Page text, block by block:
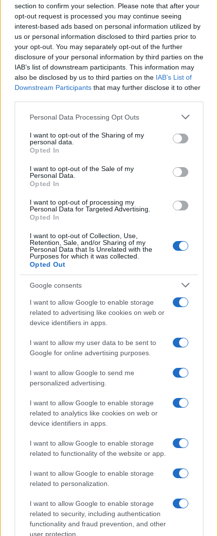
section to confirm your selection. Please note that after your
opt-out request is processed you may continue seeing
interest-based ads based on personal information utilized by
us or personal information disclosed to third parties prior to
your opt-out. You may separately opt-out of the further
disclosure of your personal information by third parties on the
IAB’s list of downstream participants. This information may
also be disclosed by us to third parties on the IAB’s List of
Downstream Participants that may further disclose it to other
Please note that this website/app uses one or more Google
not limited to your visit or usage behaviour. You may click to
grant or deny consent to Google and its third-party tags to
use your data for below specified purposes in below Google
consent section.
Personal Data Processing Opt Outs
I want to opt-out of the Sharing of my
personal data.
Opted In
I want to opt-out of the Sale of my
Personal Data.
Opted In
I want to opt-out of processing my
Personal Data for Targeted Advertising.
Opted In
I want to opt-out of Collection, Use,
Retention, Sale, and/or Sharing of my
Personal Data that Is Unrelated with the
Purposes for which it was collected.
Opted Out
Google consents
I want to allow Google to enable storage
related to advertising like cookies on web or
device identifiers in apps.
I want to allow my user data to be sent to
Google for online advertising purposes.
I want to allow Google to send me
personalized advertising.
I want to allow Google to enable storage
related to analytics like cookies on web or
device identifiers in apps.
I want to allow Google to enable storage
related to functionality of the website or app.
I want to allow Google to enable storage
related to personalization.
I want to allow Google to enable storage
related to security, including authentication
functionality and fraud prevention, and other
user protection.
ΕΚΔΗΛΩΣΕΙΣ
Στο Κιλκίς, το μουσικό ιστορικό αφιέρωμα «Ανάθεμα το
“Καρά-Πουρούν”» των Ακριτών Σταυρούπολης
14/09/2022 - 6:39μμ
ΠΟΛΙΤΙΚΑ - ΜΙΚΡΑΣΙΑΤΙΚΑ
προσκυνήματος» τα Απολυμαντήρια της Καλαμαριάς
6/06/2022 - 1:43μμ